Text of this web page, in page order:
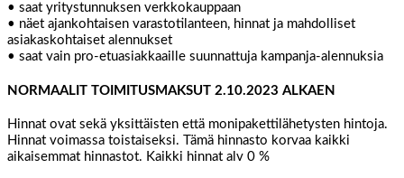
• saat yritystunnuksen verkkokauppaan
• näet ajankohtaisen varastotilanteen, hinnat ja mahdolliset
asiakaskohtaiset alennukset
• saat vain pro-etuasiakkaaille suunnattuja kampanja-alennuksia
NORMAALIT TOIMITUSMAKSUT 2.10.2023 ALKAEN
Hinnat ovat sekä yksittäisten että monipakettilähetysten hintoja.
Hinnat voimassa toistaiseksi.
Tämä hinnasto korvaa kaikki
aikaisemmat hinnastot. Kaikki hinnat alv 0 %